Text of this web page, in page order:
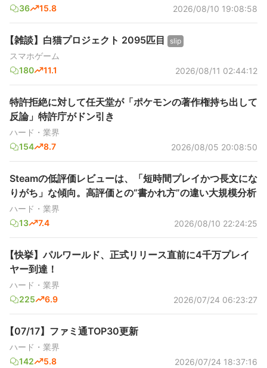
36
15.8 2026/08/10 19:08:58
【雑談】白猫プロジェクト 2095匹目 slip
スマホゲーム
180
11.1 2026/08/11 02:44:12
特許拒絶に対して任天堂が「ポケモンの著作権持ち出して
反論」特許庁がドン引き
ハード・業界
154
8.7 2026/08/05 20:08:50
Steamの低評価レビューは、「短時間プレイかつ長文にな
りがち」な傾向。高評価との“書かれ方”の違い大規模分析
ハード・業界
13
7.4 2026/08/10 22:24:25
【快挙】パルワールド、正式リリース直前に4千万プレイ
ヤー到達！
ハード・業界
225
6.9 2026/07/24 06:23:27
【07/17】ファミ通TOP30更新
ハード・業界
142
5.8 2026/07/24 18:37:16